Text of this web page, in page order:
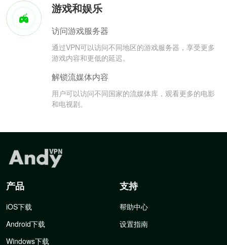
游戏和娱乐
访问游戏服务器
通过VPN可以访问不同地区的游戏服务器，享受更多
游戏内容和更低的延迟。
解锁流媒体内容
用户可以访问不同国家的流媒体库，观看更多的电影
和电视剧。
产品
iOS下载
Android下载
Windows下载
支持
帮助中心
设置指南